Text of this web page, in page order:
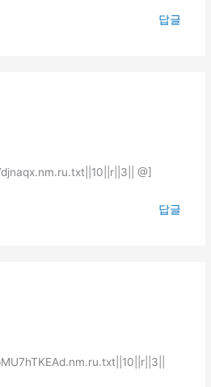
답글
@]
답글